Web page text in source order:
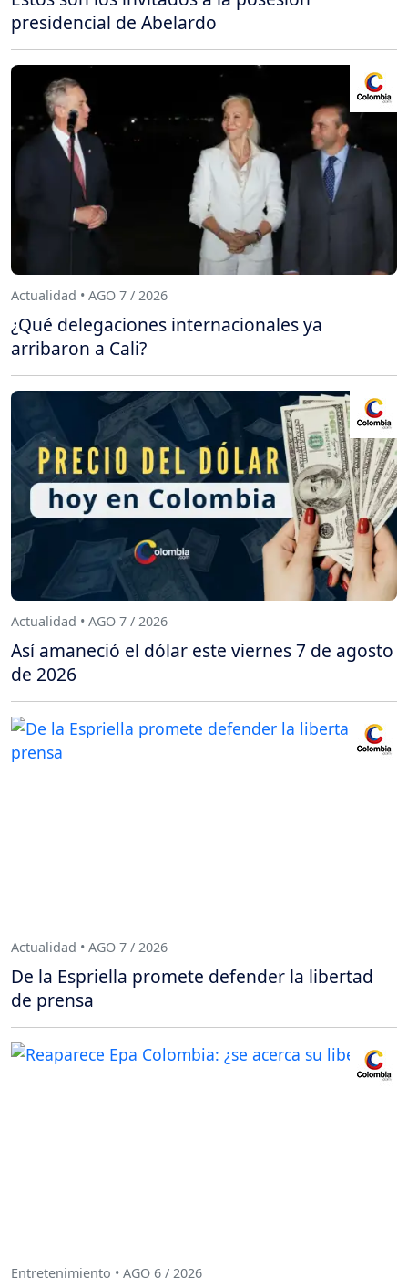
presidencial de Abelardo
Actualidad • AGO 7 / 2026
¿Qué delegaciones internacionales ya
arribaron a Cali?
Actualidad • AGO 7 / 2026
Así amaneció el dólar este viernes 7 de agosto
de 2026
Actualidad • AGO 7 / 2026
De la Espriella promete defender la libertad
de prensa
Entretenimiento • AGO 6 / 2026